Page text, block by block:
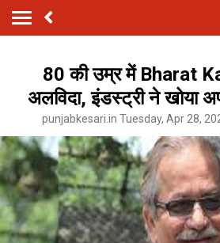
80 की उम्र में Bharat
अलविदा, इंडस्ट्री ने खोया
punjabkesari.in Tuesday, Apr 28,